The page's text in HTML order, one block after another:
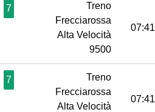
7
Treno
Frecciarossa
Alta Velocità
9500
07:41
7
Treno
Frecciarossa
Alta Velocità
07:41